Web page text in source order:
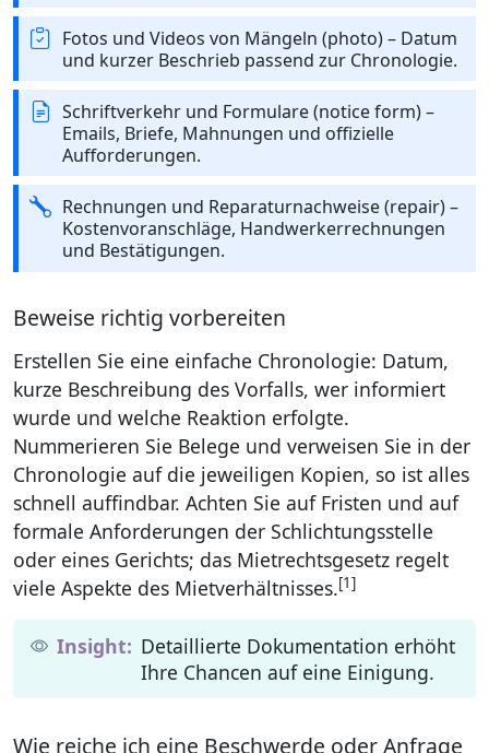
Fotos und Videos von Mängeln (photo) – Datum
und kurzer Beschrieb passend zur Chronologie.
Schriftverkehr und Formulare (notice form) –
Emails, Briefe, Mahnungen und offizielle
Aufforderungen.
Rechnungen und Reparaturnachweise (repair) –
Kostenvoranschläge, Handwerkerrechnungen
und Bestätigungen.
Beweise richtig vorbereiten
Erstellen Sie eine einfache Chronologie: Datum,
kurze Beschreibung des Vorfalls, wer informiert
wurde und welche Reaktion erfolgte.
Nummerieren Sie Belege und verweisen Sie in der
Chronologie auf die jeweiligen Kopien, so ist alles
schnell auffindbar. Achten Sie auf Fristen und auf
formale Anforderungen der Schlichtungsstelle
oder eines Gerichts; das Mietrechtsgesetz regelt
viele Aspekte des Mietverhältnisses.[1]
Detaillierte Dokumentation erhöht
Ihre Chancen auf eine Einigung.
Wie reiche ich eine Beschwerde oder Anfrage